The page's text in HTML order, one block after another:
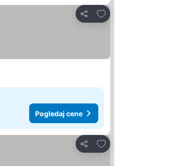
Deli
Dodati u favorite
Pogledaj cene
Deli
Dodati u favorite